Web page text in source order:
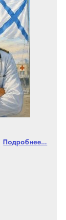
Подробнее...